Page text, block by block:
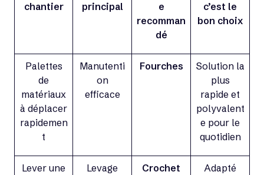
chantier
principal
e
recomman
dé
c’est le
bon choix
Palettes
de
matériaux
à déplacer
rapidemen
t
Manutenti
on
efficace
Fourches
Solution la
plus
rapide et
polyvalent
e pour le
quotidien
Lever une
Levage
Crochet
Adapté